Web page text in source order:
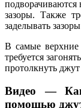
подворачиваются
зазоры. Также
заделывать
В самые верхние
требуется
протолкнуть
Видео —
помощью